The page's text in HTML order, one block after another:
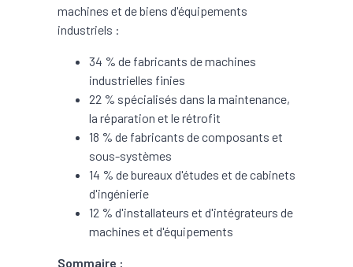
machines et de biens d'équipements
industriels :
34 % de fabricants de machines
industrielles finies
22 % spécialisés dans la maintenance,
la réparation et le rétrofit
18 % de fabricants de composants et
sous-systèmes
14 % de bureaux d'études et de cabinets
d'ingénierie
12 % d'installateurs et d'intégrateurs de
machines et d'équipements
Sommaire :